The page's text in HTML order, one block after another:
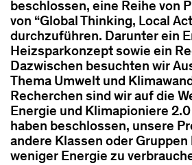
beschlossen, eine Reihe von
von “Global Thinking, Local
durchzuführen. Darunter ein
Heizsparkonzept sowie ein
Dazwischen besuchten wir
Thema Umwelt und
Recherchen sind wir auf die
Energie und Klimapioniere
haben beschlossen, unsere
andere Klassen oder Gruppen
weniger Energie zu